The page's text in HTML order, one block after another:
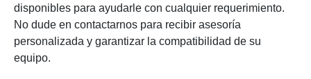
disponibles para ayudarle con cualquier requerimiento.
No dude en contactarnos para recibir asesoría
personalizada y garantizar la compatibilidad de su
equipo.